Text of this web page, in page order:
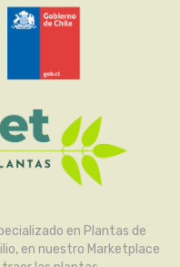
en Plantas de
en nuestro Marketplace